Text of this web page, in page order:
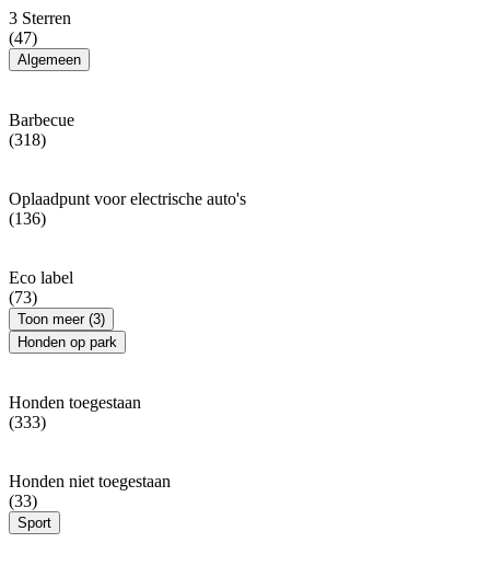
3 Sterren
(47)
Algemeen
Barbecue
(318)
Oplaadpunt voor electrische auto's
(136)
Eco label
(73)
Toon meer (3)
Honden op park
Honden toegestaan
(333)
Honden niet toegestaan
(33)
Sport